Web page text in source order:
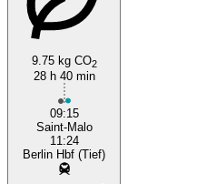
9.75 kg CO2
28 h 40 min
09:15
Saint-Malo
11:24
Berlin Hbf (Tief)